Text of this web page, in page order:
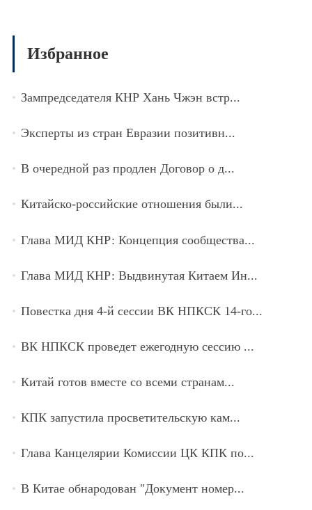
Избранное
Зампредседателя КНР Хань Чжэн встр...
Эксперты из стран Евразии позитивн...
В очередной раз продлен Договор о д...
Китайско-российские отношения были...
Глава МИД КНР: Концепция сообщества...
Глава МИД КНР: Выдвинутая Китаем Ин...
Повестка дня 4-й сессии ВК НПКСК 14-го...
ВК НПКСК проведет ежегодную сессию ...
Китай готов вместе со всеми странам...
КПК запустила просветительскую кам...
Глава Канцелярии Комиссии ЦК КПК по...
В Китае обнародован "Документ номер...